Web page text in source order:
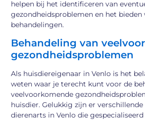
helpen bij het identificeren van
gezondheidsproblemen en het bieden
behandelingen.
Behandeling van
gezondheidsproblemen
Als huisdiereigenaar in Venlo is het
weten waar je terecht kunt voor de
veelvoorkomende
huisdier. Gelukkig zijn er
dierenarts in Venlo die